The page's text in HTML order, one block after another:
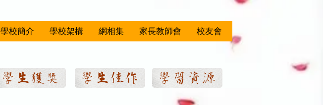
學校簡介 學校架構 網相集 家長教師會 校友會
學生獲獎 學生佳作 學習資源